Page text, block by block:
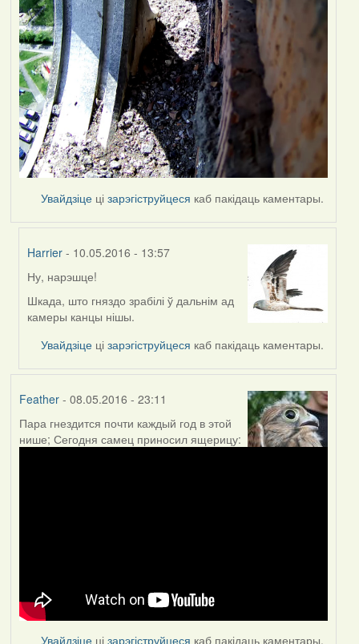
Увайдзіце цізарэгіструйцеся каб пакідаць каментары.
Harrier - 10.05.2016 - 13:57
In
reply
to
Feather
Ну, нарэшце!
Шкада, што гняздо зрабілі ў дальнім ад
камеры канцы нішы.
Увайдзіце цізарэгіструйцеся каб пакідаць каментары.
Feather- 08.05.2016 - 23:11
Пара гнездится почти каждый год в этой
нише; Сегодня самец приносил ящерицу:
Увайдзіце цізарэгіструйцеся каб пакідаць каментары.